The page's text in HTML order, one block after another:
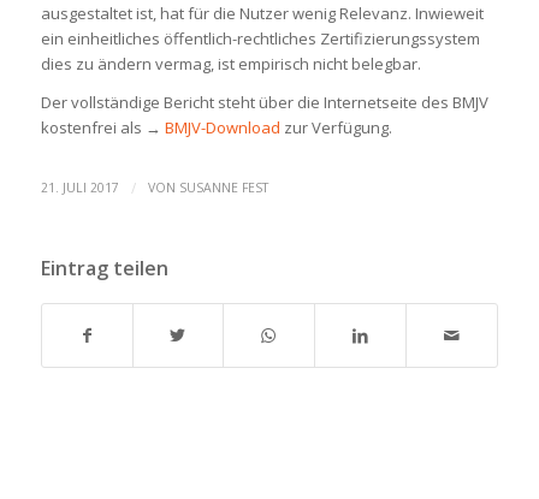
ausgestaltet ist, hat für die Nutzer wenig Relevanz. Inwieweit
ein einheitliches öffentlich-rechtliches Zertifizierungssystem
dies zu ändern vermag, ist empirisch nicht belegbar.
Der vollständige Bericht steht über die Internetseite des BMJV
kostenfrei als → BMJV-Download zur Verfügung.
21. JULI 2017 / VON SUSANNE FEST
Eintrag teilen